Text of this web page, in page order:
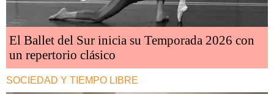
El Ballet del Sur inicia su Temporada 2026 con
un repertorio clásico
SOCIEDAD Y TIEMPO LIBRE